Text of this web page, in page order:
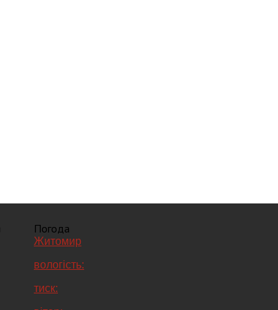
Погода
Житомир
вологість:
тиск: